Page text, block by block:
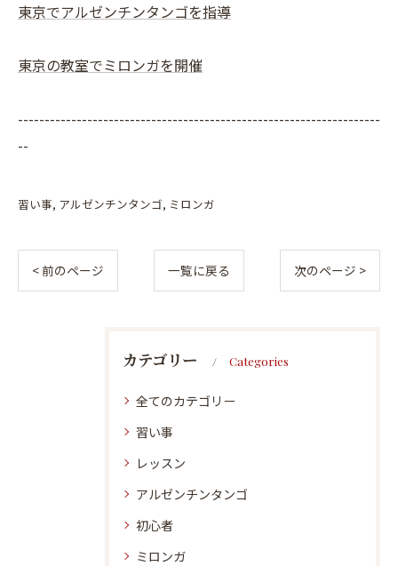
東京でアルゼンチンタンゴを指導
東京の教室でミロンガを開催
--------------------------------------------------------------------
--
習い事 アルゼンチンタンゴ ミロンガ
< 前のページ 一覧に戻る 次のページ >
カテゴリー Categories
全てのカテゴリー
習い事
レッスン
アルゼンチンタンゴ
初心者
ミロンガ